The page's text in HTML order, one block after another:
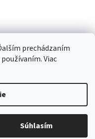
prechádzaním
Viac
Súhlasím